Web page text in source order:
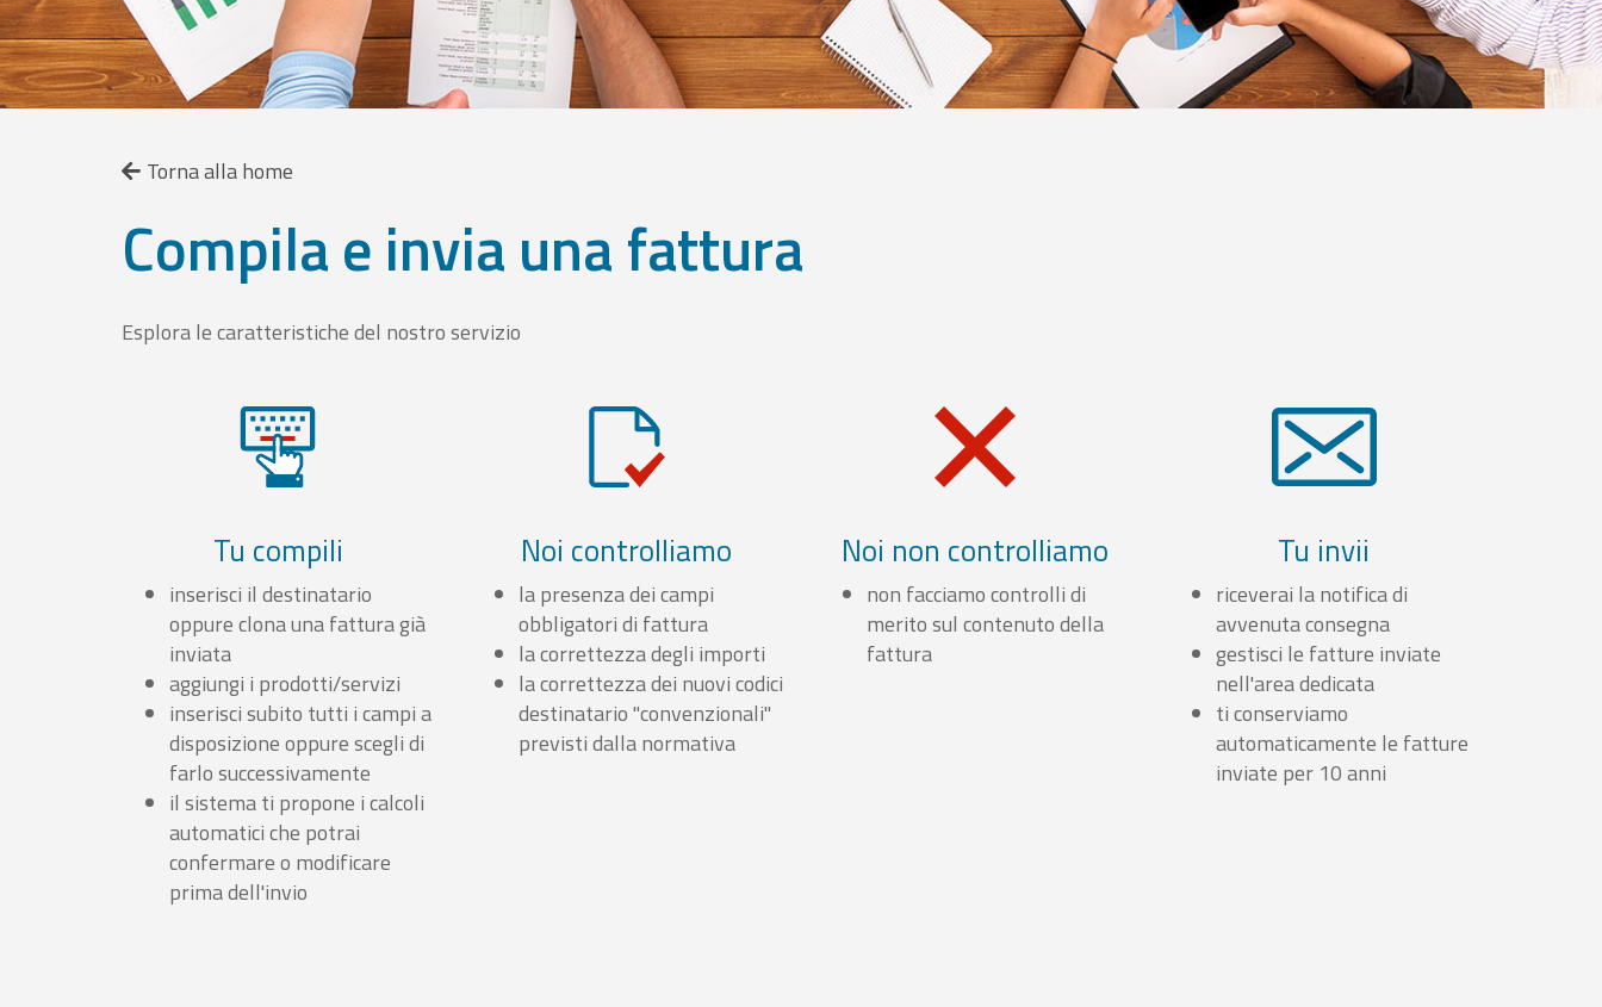
Torna alla home
Compila e invia una fattura
Esplora le caratteristiche del nostro servizio
Tu compili
inserisci il destinatario
oppure clona una fattura già
inviata
aggiungi i prodotti/servizi
inserisci subito tutti i campi a
disposizione oppure scegli di
farlo successivamente
il sistema ti propone i calcoli
automatici che potrai
confermare o modificare
prima dell'invio
Noi controlliamo
la presenza dei campi
obbligatori di fattura
la correttezza degli importi
la correttezza dei nuovi codici
destinatario "convenzionali"
previsti dalla normativa
Noi non controlliamo
non facciamo controlli di
merito sul contenuto della
fattura
Tu invii
riceverai la notifica di
avvenuta consegna
gestisci le fatture inviate
nell'area dedicata
ti conserviamo
automaticamente le fatture
inviate per 10 anni